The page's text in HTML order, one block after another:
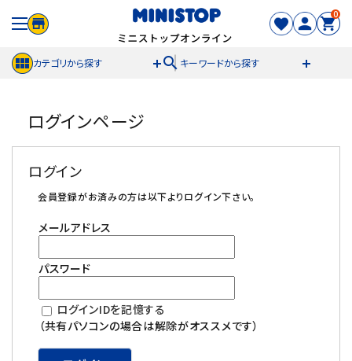
0
カテゴリから探す search キーワードから探す
meeting_room ログイン person 新規登録
セール商品
カテゴリから探す
冷凍食品
スイーツ
お菓子
ログインページ
ログイン
会員登録がお済みの方は以下よりログイン下さい。
メールアドレス
パスワード
ログインIDを記憶する
（共有パソコンの場合は解除がオススメです）